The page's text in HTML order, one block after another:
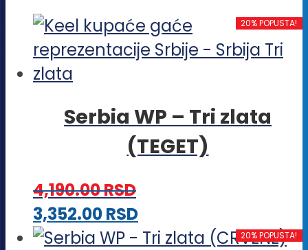
20% POPUSTA!
Serbia WP – Tri zlata
(TEGET)
4,190.00RSD
3,352.00RSDOvaj
proizvod
20% POPUSTA!